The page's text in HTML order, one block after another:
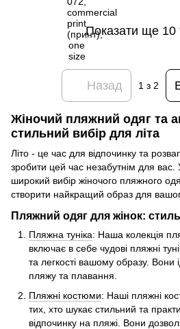
Показати ще 10
Назад 1 з 2
Жіночий пляжний одяг та
стильний вибір для літа
Літо - це час для відпочинку та
зробити цей час незабутнім для
широкий вибір жіночого пляжного
створити найкращий образ для
Пляжний одяг для жінок:
Пляжна туніка: Наша колекція
включає в себе чудові пляжні
та легкості вашому образу. Вони
пляжу та плавання.
Пляжні костюми: Наші пляжні
тих, хто шукає стильний та
відпочинку на пляжі. Вони